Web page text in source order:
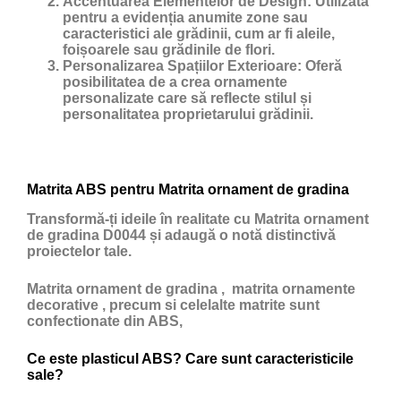
pentru a evidenția anumite zone sau
caracteristici ale grădinii, cum ar fi aleile,
foișoarele sau grădinile de flori.
Personalizarea Spațiilor Exterioare: Oferă
posibilitatea de a crea ornamente
personalizate care să reflecte stilul și
personalitatea proprietarului grădinii.
Matrita ABS pentru Matrita ornament de gradina
Transformă-ți ideile în realitate cu Matrita ornament
de gradina D0044 și adaugă o notă distinctivă
proiectelor tale.
Matrita ornament de gradina , matrita ornamente
decorative , precum si celelalte matrite sunt
confectionate din ABS,
Ce este plasticul ABS? Care sunt caracteristicile
sale?